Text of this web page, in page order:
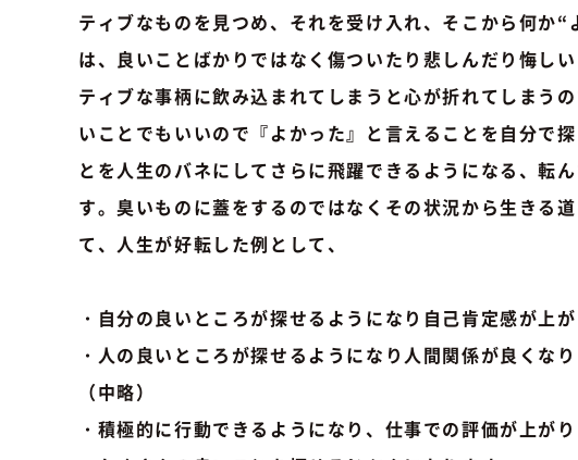
ティブなものを見つめ、それを受け入れ、そこから何か
は、良いことばかりではなく傷ついたり悲しんだり悔し
ティブな事柄に飲み込まれてしまうと心が折れてしまう
いことでもいいので『よかった』と言えることを自分で
とを人生のバネにしてさらに飛躍できるようになる、転
す。臭いものに蓋をするのではなくその状況から生きる
て、人生が好転した例として、
・自分の良いところが探せるようになり自己肯定感が上が
・人の良いところが探せるようになり人間関係が良くなり
（中略）
・積極的に行動できるようになり、仕事での評価が上がり